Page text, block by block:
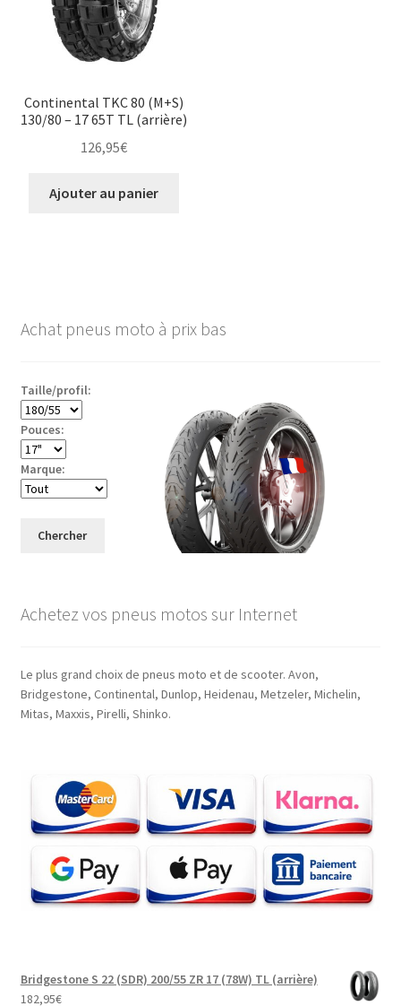
Continental TKC 80 (M+S)
130/80 – 17 65T TL (arrière)
126,95€
Ajouter au panier
Achat pneus moto à prix bas
Taille/profil:
Pouces:
Marque:
Chercher
Achetez vos pneus motos sur Internet
Le plus grand choix de pneus moto et de scooter. Avon,
Bridgestone, Continental, Dunlop, Heidenau, Metzeler, Michelin,
Mitas, Maxxis, Pirelli, Shinko.
Bridgestone S 22 (SDR) 200/55 ZR 17 (78W) TL (arrière)
182,95€